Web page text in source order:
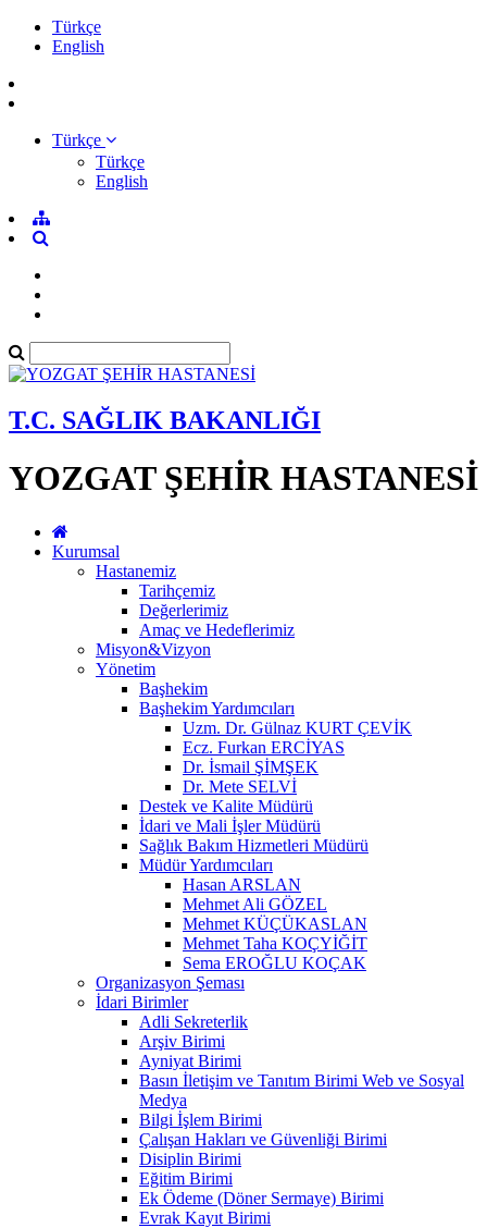
Türkçe
English
Türkçe
Türkçe
English
T.C. SAĞLIK BAKANLIĞI
YOZGAT ŞEHİR HASTANESİ
Kurumsal
Hastanemiz
Tarihçemiz
Değerlerimiz
Amaç ve Hedeflerimiz
Misyon&Vizyon
Yönetim
Başhekim
Başhekim Yardımcıları
Uzm. Dr. Gülnaz KURT ÇEVİK
Ecz. Furkan ERCİYAS
Dr. İsmail ŞİMŞEK
Dr. Mete SELVİ
Destek ve Kalite Müdürü
İdari ve Mali İşler Müdürü
Sağlık Bakım Hizmetleri Müdürü
Müdür Yardımcıları
Hasan ARSLAN
Mehmet Ali GÖZEL
Mehmet KÜÇÜKASLAN
Mehmet Taha KOÇYİĞİT
Sema EROĞLU KOÇAK
Organizasyon Şeması
İdari Birimler
Adli Sekreterlik
Arşiv Birimi
Ayniyat Birimi
Basın İletişim ve Tanıtım Birimi Web ve Sosyal
Medya
Bilgi İşlem Birimi
Çalışan Hakları ve Güvenliği Birimi
Disiplin Birimi
Eğitim Birimi
Ek Ödeme (Döner Sermaye) Birimi
Evrak Kayıt Birimi